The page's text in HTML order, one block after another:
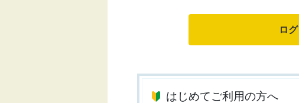
はじめてご利用の方へ